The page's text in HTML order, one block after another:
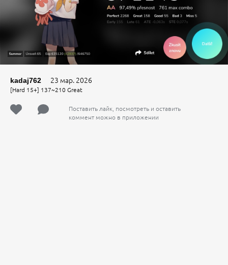
kadaj762 23 мар. 2026
[Hard 15+] 137~210 Great
Поставить лайк, посмотреть и оставить
коммент можно в приложении